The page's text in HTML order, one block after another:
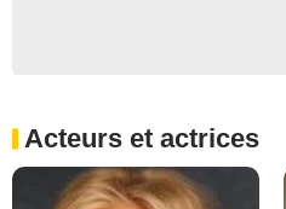
Acteurs et actrices